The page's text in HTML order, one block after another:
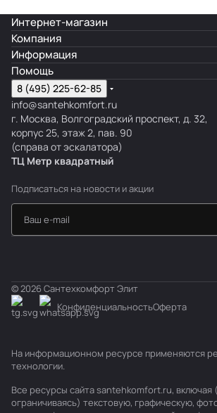
Интернет-магазин
Компания
Информация
Помощь
8 (495) 225-62-85
info@santehkomfort.ru
г. Москва, Волгоградский проспект, д. 32,
корпус 25, этаж 2, пав. 90
(справа от эскалатора)
ТЦ Метр квадратный
Подписаться на новости и акции
© 2026 Сантехкомфорт Элит
КонфиденциальностьОферта
На информационном ресурсе применяются
технологии.
Все ресурсы сайта santehkomfort.ru, включая
ограничиваясь) текстовую, графическую,